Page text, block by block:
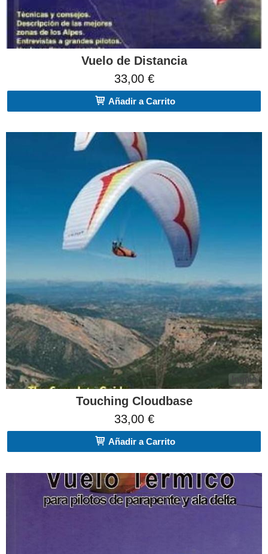
Vuelo de Distancia
33,00 €
Añadir a Carrito
Inglés
Touching Cloudbase
33,00 €
Añadir a Carrito